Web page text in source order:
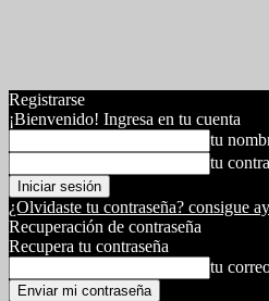
Registrarse
¡Bienvenido! Ingresa en tu cuenta
tu
tu
¿Olvidaste tu contraseña? consigue
Recuperación de contraseña
Recupera tu contraseña
tu